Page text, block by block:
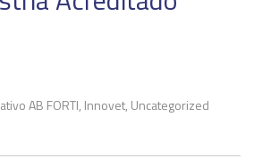
AB FORTI, Innovet, Uncategorized